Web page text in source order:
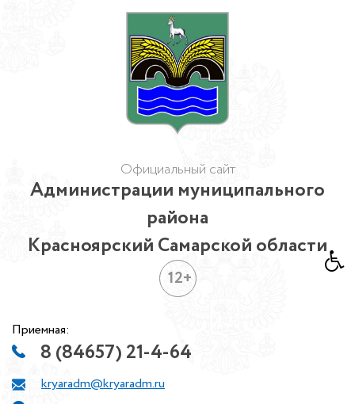
Официальный сайт
Администрации муниципального
района
Красноярский Самарской области
12+
Приемная:
8 (84657) 21-4-64
kryaradm@kryaradm.ru